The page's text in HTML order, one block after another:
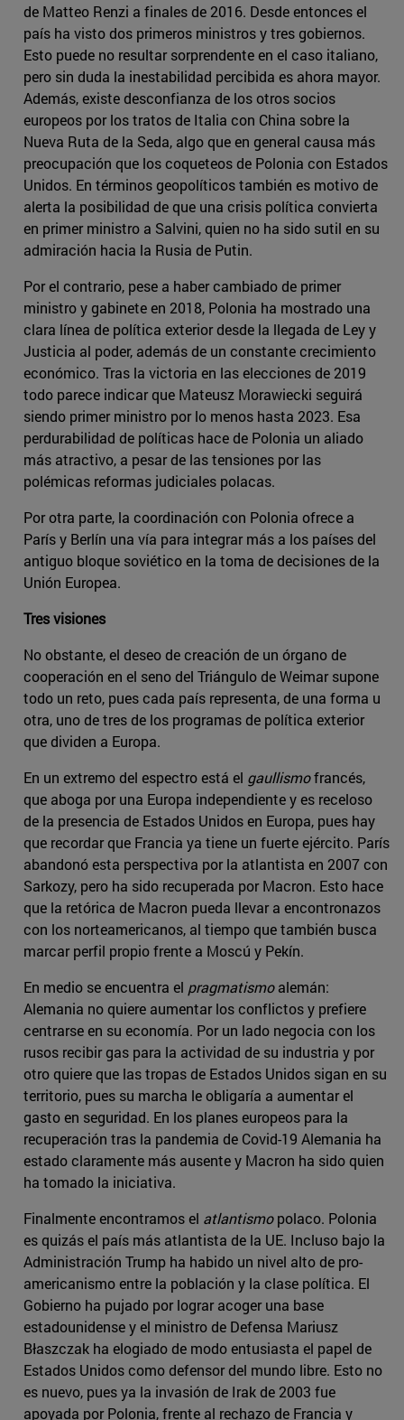
de Matteo Renzi a finales de 2016. Desde entonces el
país ha visto dos primeros ministros y tres gobiernos.
Esto puede no resultar sorprendente en el caso italiano,
pero sin duda la inestabilidad percibida es ahora mayor.
Además, existe desconfianza de los otros socios
europeos por los tratos de Italia con China sobre la
Nueva Ruta de la Seda, algo que en general causa más
preocupación que los coqueteos de Polonia con Estados
Unidos. En términos geopolíticos también es motivo de
alerta la posibilidad de que una crisis política convierta
en primer ministro a Salvini, quien no ha sido sutil en su
admiración hacia la Rusia de Putin.
Por el contrario, pese a haber cambiado de primer
ministro y gabinete en 2018, Polonia ha mostrado una
clara línea de política exterior desde la llegada de Ley y
Justicia al poder, además de un constante crecimiento
económico. Tras la victoria en las elecciones de 2019
todo parece indicar que Mateusz Morawiecki seguirá
siendo primer ministro por lo menos hasta 2023. Esa
perdurabilidad de políticas hace de Polonia un aliado
más atractivo, a pesar de las tensiones por las
polémicas reformas judiciales polacas.
Por otra parte, la coordinación con Polonia ofrece a
París y Berlín una vía para integrar más a los países del
antiguo bloque soviético en la toma de decisiones de la
Unión Europea.
Tres visiones
No obstante, el deseo de creación de un órgano de
cooperación en el seno del Triángulo de Weimar supone
todo un reto, pues cada país representa, de una forma u
otra, uno de tres de los programas de política exterior
que dividen a Europa.
En un extremo del espectro está el gaullismofrancés,
que aboga por una Europa independiente y es receloso
de la presencia de Estados Unidos en Europa, pues hay
que recordar que Francia ya tiene un fuerte ejército. París
abandonó esta perspectiva por la atlantista en 2007 con
Sarkozy, pero ha sido recuperada por Macron. Esto hace
que la retórica de Macron pueda llevar a encontronazos
con los norteamericanos, al tiempo que también busca
marcar perfil propio frente a Moscú y Pekín.
En medio se encuentra el pragmatismoalemán:
Alemania no quiere aumentar los conflictos y prefiere
centrarse en su economía. Por un lado negocia con los
rusos recibir gas para la actividad de su industria y por
otro quiere que las tropas de Estados Unidos sigan en su
territorio, pues su marcha le obligaría a aumentar el
gasto en seguridad. En los planes europeos para la
recuperación tras la pandemia de Covid-19 Alemania ha
estado claramente más ausente y Macron ha sido quien
ha tomado la iniciativa.
Finalmente encontramos el atlantismopolaco. Polonia
es quizás el país más atlantista de la UE. Incluso bajo la
Administración Trump ha habido un nivel alto de pro-
americanismo entre la población y la clase política. El
Gobierno ha pujado por lograr acoger una base
estadounidense y el ministro de Defensa Mariusz
Błaszczak ha elogiado de modo entusiasta el papel de
Estados Unidos como defensor del mundo libre. Esto no
es nuevo, pues ya la invasión de Irak de 2003 fue
apoyada por Polonia, frente al rechazo de Francia y